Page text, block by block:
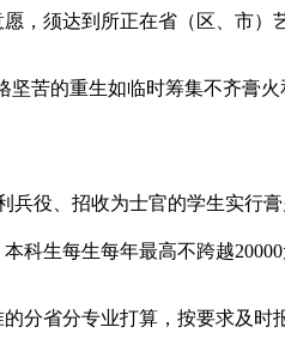
须达到所正在省（区、市）
苦的重生如临时筹集不齐膏火
役、招收为士官的学生实行膏
科生每生每年最高不跨越
省分专业打算，按要求及时